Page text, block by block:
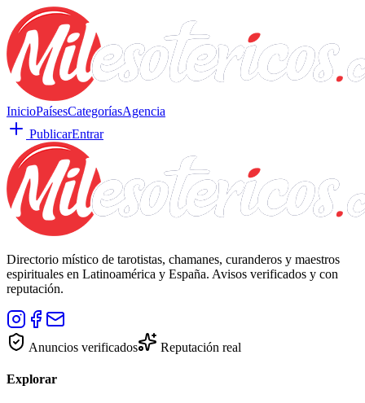
InicioPaísesCategoríasAgencia
PublicarEntrar
Directorio místico de tarotistas, chamanes, curanderos y maestros
espirituales en Latinoamérica y España. Avisos verificados y con
reputación.
Anuncios verificados Reputación real
Explorar